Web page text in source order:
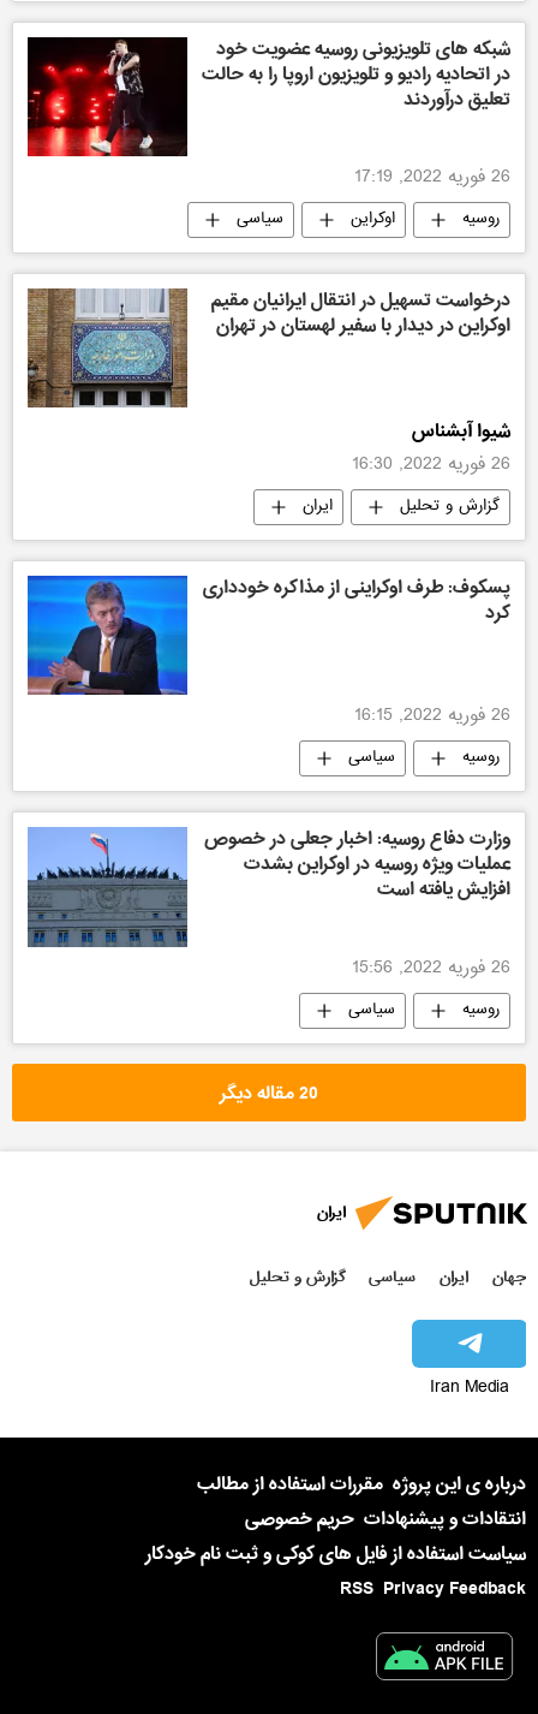
شبکه های تلویزیونی روسیه عضویت خود
در اتحادیه رادیو و تلویزیون اروپا را به حالت
تعلیق درآوردند
26 فوریه 2022, 17:19
روسیه اوکراین سیاسی
درخواست تسهیل در انتقال ایرانیان مقیم
اوکراین در دیدار با سفیر لهستان در تهران
شیوا آبشناس
26 فوریه 2022, 16:30
گزارش و تحلیل ایران
پسکوف: طرف اوکراینی از مذاکره خودداری
کرد
26 فوریه 2022, 16:15
روسیه سیاسی
وزارت دفاع روسیه: اخبار جعلی در خصوص
عملیات ویژه روسیه در اوکراین بشدت
افزایش یافته است
26 فوریه 2022, 15:56
روسیه سیاسی
20 مقاله دیگر
ایران
جهان ایران سیاسی گزارش و تحلیل
Iran Media
درباره ی این پروژه مقررات استفاده از مطالب
انتقادات و پیشنهادات حریم خصوصی
سیاست استفاده از فایل های کوکی و ثبت نام خودکار
Privacy Feedback
RSS